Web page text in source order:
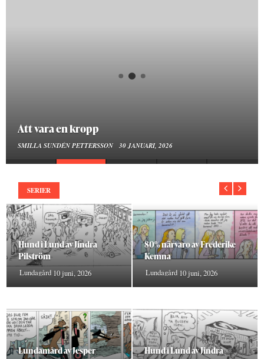
Att vara en kropp
SMILLA SUNDÉN PETTERSSON 30 JANUARI, 2026
SERIER
Hund i Lund av Jindra
Pilström
Lundagård 10 juni, 2026
80% närvaro av Frederike
Kemna
Lundagård 10 juni, 2026
Lundamård av Jesper
Hund i Lund av Jindra